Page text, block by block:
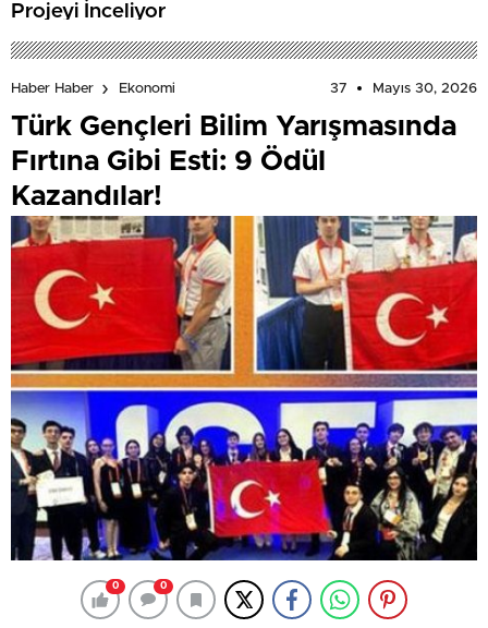
Projeyi İnceliyor
Haber Haber Ekonomi 37 Mayıs 30, 2026
Türk Gençleri Bilim Yarışmasında
Fırtına Gibi Esti: 9 Ödül
Kazandılar!
0 0